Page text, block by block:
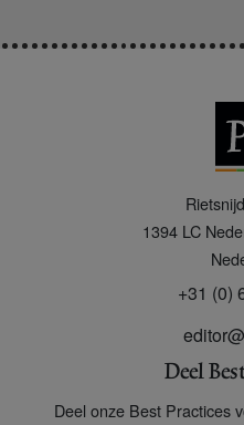
1394 LC
+31 (0)
Deel
Deel onze Best Practices